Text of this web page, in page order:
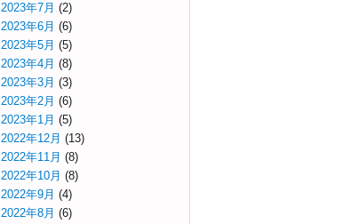
2023年7月 (2)
2023年6月 (6)
2023年5月 (5)
2023年4月 (8)
2023年3月 (3)
2023年2月 (6)
2023年1月 (5)
2022年12月 (13)
2022年11月 (8)
2022年10月 (8)
2022年9月 (4)
2022年8月 (6)